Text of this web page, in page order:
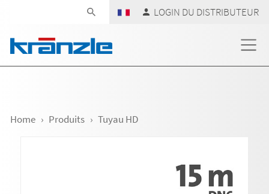
LOGIN DU DISTRIBUTEUR
Home Produits Tuyau HD